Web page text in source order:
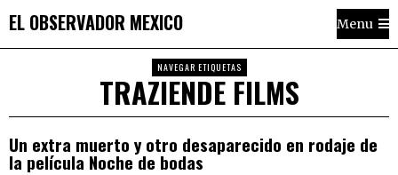
EL OBSERVADOR MEXICO Menu
NAVEGAR ETIQUETAS
TRAZIENDE FILMS
Un extra muerto y otro desaparecido en rodaje de
la película Noche de bodas